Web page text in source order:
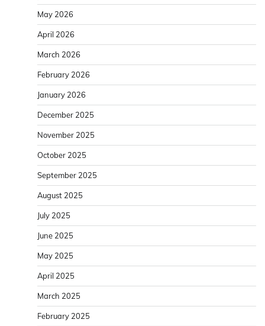
May 2026
April 2026
March 2026
February 2026
January 2026
December 2025
November 2025
October 2025
September 2025
August 2025
July 2025
June 2025
May 2025
April 2025
March 2025
February 2025